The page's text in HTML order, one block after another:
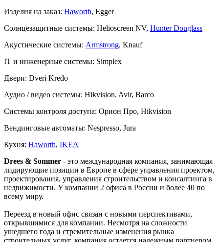
Изделия на заказ: Haworth, Egger
Солнцезащитные системы: Helioscreen NV, Hunter Douglass
Акустические системы: Armstrong, Knauf
IT и инженерные системы: Simplex
Двери: Dveri Kredo
Аудио / видео системы: Hikvision, Avir, Barco
Системы контроля доступа: Орион Про, Hikvision
Вендинговые автоматы: Nespresso, Jura
Кухня: Haworth, IKEA
Drees & Sommer - это международная компания, занимающая
лидирующие позиции в Европе в сфере управления проектом,
проектирования, управления строительством и консалтинга в
недвижимости. У компании 2 офиса в России и более 40 по
всему миру.
Переезд в новый офис связан с новыми перспективами,
открывшимися для компании. Несмотря на сложности
ушедшего года и стремительные изменения рынка